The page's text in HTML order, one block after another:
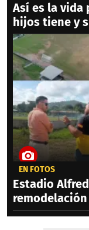
Así es la vida
hijos tiene y
EN FOTOS
Estadio